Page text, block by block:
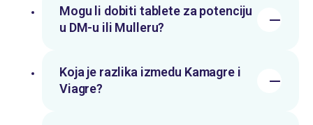
Mogu li dobiti tablete za potenciju
u DM-u ili Mulleru?
Koja je razlika izmedu Kamagre i
Viagre?